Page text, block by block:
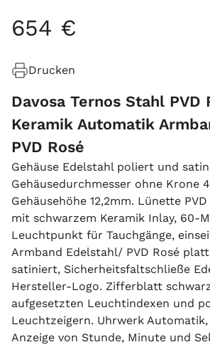
654 €
Drucken
Davosa Ternos Stahl PVD
Keramik Automatik
PVD Rosé
Gehäuse Edelstahl poliert und
Gehäusedurchmesser ohne Krone
Gehäusehöhe 12,2mm. Lünette
mit schwarzem Keramik Inlay, 60-
Leuchtpunkt für Tauchgänge,
Armband Edelstahl/ PVD Rosé
satiniert, Sicherheitsfaltschließe
Hersteller-Logo. Zifferblatt
aufgesetzten Leuchtindexen und
Leuchtzeigern. Uhrwerk Automatik,
Anzeige von Stunde, Minute und